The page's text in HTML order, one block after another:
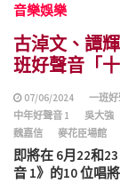
音樂娛樂
古淖文、譚
班好聲音「
07/06/2024 一班
中年好聲音 1
吳大強
魏嘉信
麥花臣場館
即將在 6月22和
音 1》的10 位唱